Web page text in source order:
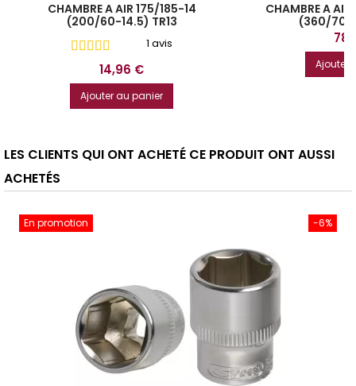
CHAMBRE A AIR 175/185-14
(200/60-14.5) TR13
1 avis
Prix
14,96 €
Ajouter au panier
CHAMBRE A
(360/70-
Prix
Ajouter
LES CLIENTS QUI ONT ACHETÉ CE PRODUIT ONT AUSSI
ACHETÉS
-6%
En promotion